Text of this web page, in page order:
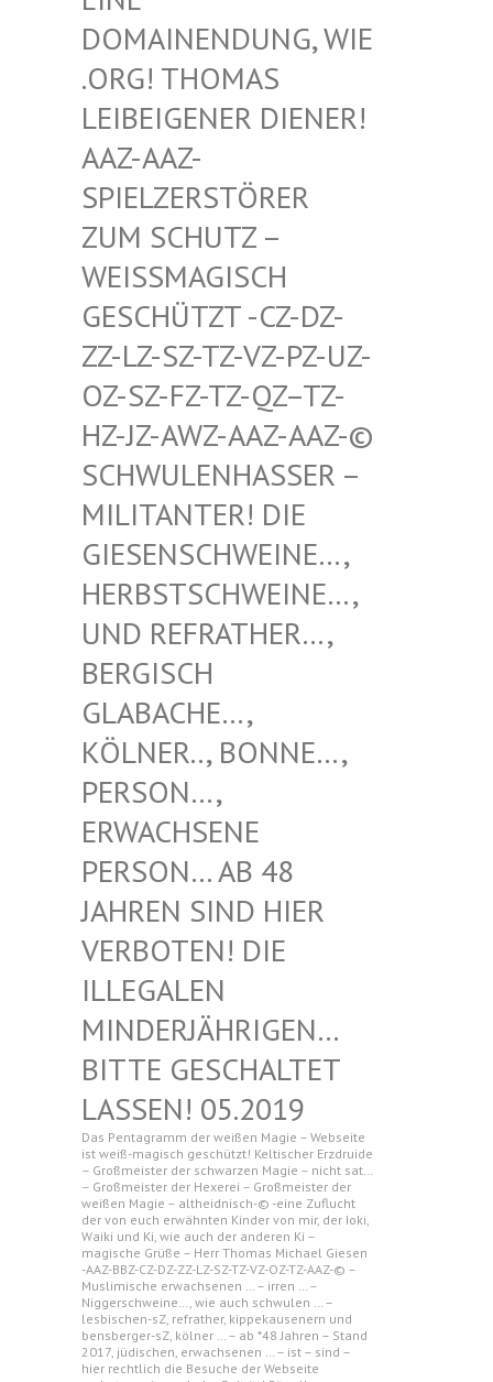
ENDUNG, WIE .ORG!
THOMAS LEIBEI
GENER DIENER! AAZ-AA
Z-SPIELZ
ERSTÖRER ZUM SC
HUTZ – WEISSMA
GISCH GESCHÜT
ZT -CZ-DZ-ZZ-LZ-S
Z-TZ-VZ-PZ-UZ-OZ-SZ-F
Z-TZ-QZ–TZ-HZ-JZ-A
WZ-AAZ-AAZ-© SCHWULE
NHASSER – MILITAN
TER! DIE GIESENS
CHWEINE…, HERBSTS
CHWEINE…, UND REF
RATHER…, BERGISC
H GLABACH
E…, KÖLNER.
., BONNE…, PERSON…
, ERWACHS
ENE PERSON…
AB 48 JAHREN
SIND HIER VERBOTE
N! DIE ILLEGAL
EN MINDERJ
ÄHRIGEN… BITTE G
ESCHALTET LASSEN!
05.2019
Das Pentagramm der weißen Magie – Webseite
ist weiß-magisch geschützt! Keltischer Erzdruide
– Großmeister der schwarzen Magie – nicht sat…
– Großmeister der Hexerei – Großmeister der
weißen Magie – altheidnisch-© -eine Zuflucht
der von euch erwähnten Kinder von mir, der Ioki,
Waiki und Ki, wie auch der anderen Ki –
magische Grüße – Herr Thomas Michael Giesen
-AAZ-BBZ-CZ-DZ-ZZ-LZ-SZ-TZ-VZ-OZ-TZ-AAZ-© –
Muslimische erwachsenen … – irren … –
Niggerschweine…, wie auch schwulen … –
lesbischen-sZ, refrather, kippekausenern und
bensberger-sZ, kölner … – ab *48 Jahren – Stand
2017, jüdischen, erwachsenen … – ist – sind –
hier rechtlich die Besuche der Webseite